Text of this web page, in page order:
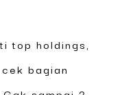
top holdings,
bagian